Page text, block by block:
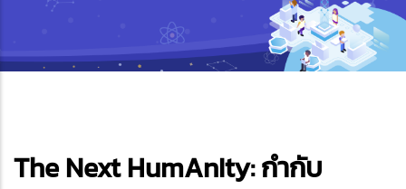
The Next HumAnIty: กำกับ